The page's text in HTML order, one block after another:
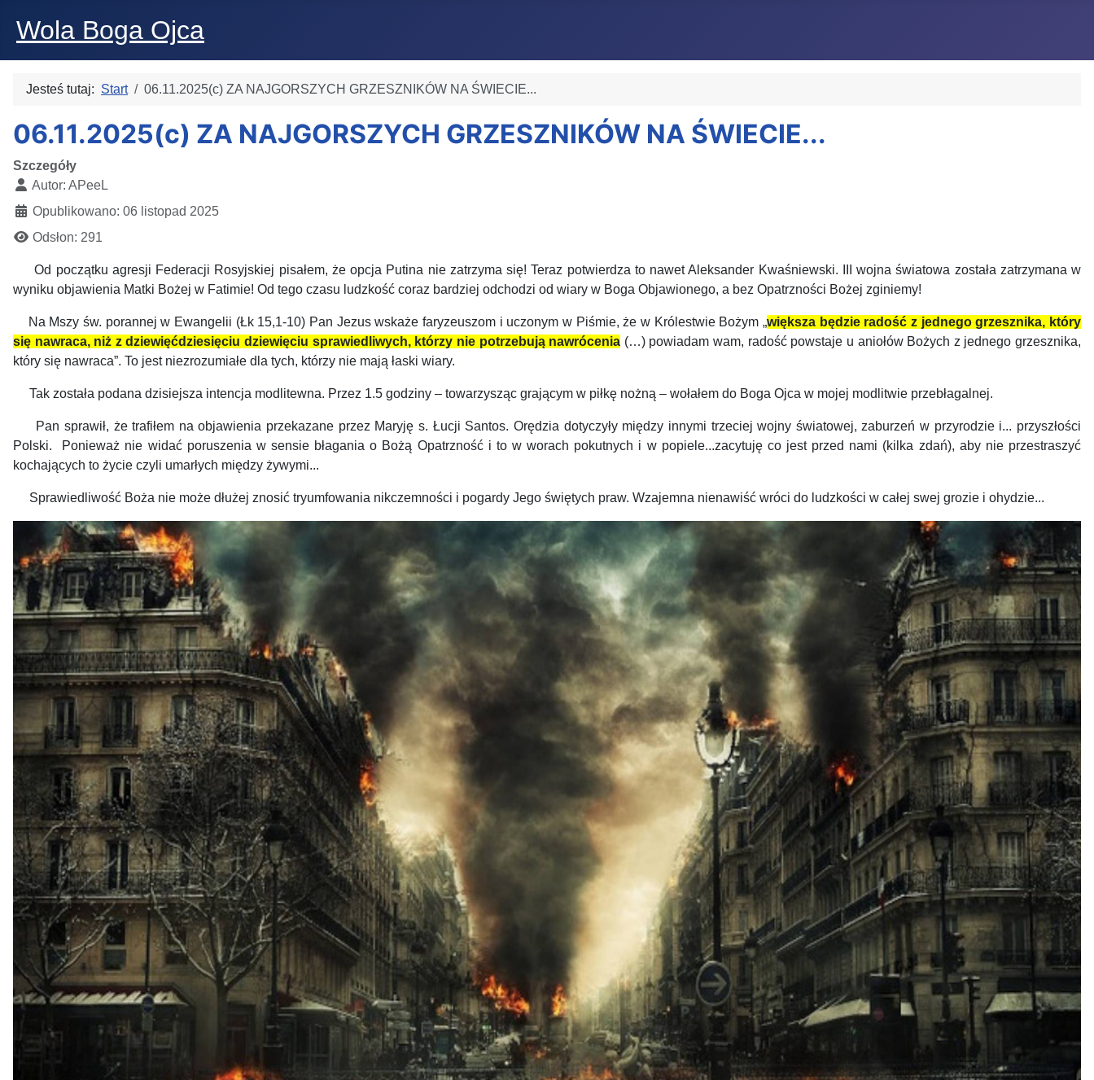
Wola Boga Ojca
Jesteś tutaj: Start 06.11.2025(c) ZA NAJGORSZYCH GRZESZNIKÓW NA ŚWIECIE...
06.11.2025(c) ZA NAJGORSZYCH GRZESZNIKÓW NA ŚWIECIE...
Szczegóły
Autor: APeeL
Opublikowano: 06 listopad 2025
Odsłon: 291
Od początku agresji Federacji Rosyjskiej pisałem, że opcja Putina nie zatrzyma się! Teraz potwierdza to nawet Aleksander Kwaśniewski. III wojna światowa została zatrzymana w
wyniku objawienia Matki Bożej w Fatimie! Od tego czasu ludzkość coraz bardziej odchodzi od wiary w Boga Objawionego, a bez Opatrzności Bożej zginiemy!
Na Mszy św. porannej w Ewangelii (Łk 15,1-10) Pan Jezus wskaże faryzeuszom i uczonym w Piśmie, że w Królestwie Bożym „większa będzie radość z jednego grzesznika, który
się nawraca, niż z dziewięćdziesięciu dziewięciu sprawiedliwych, którzy nie potrzebują nawrócenia (…) powiadam wam, radość powstaje u aniołów Bożych z jednego grzesznika,
który się nawraca”. To jest niezrozumiałe dla tych, którzy nie mają łaski wiary.
Tak została podana dzisiejsza intencja modlitewna. Przez 1.5 godziny – towarzysząc grającym w piłkę nożną – wołałem do Boga Ojca w mojej modlitwie przebłagalnej.
Pan sprawił, że trafiłem na objawienia przekazane przez Maryję s. Łucji Santos. Orędzia dotyczyły między innymi trzeciej wojny światowej, za­burzeń w przyrodzie i... przyszłości
Polski. Ponieważ nie widać poruszenia w sensie błagania o Bożą Opatrzność i to w worach pokutnych i w popiele...zacytuję co jest przed nami (kilka zdań), aby nie przestraszyć
kochających to życie czyli umarłych między żywymi...
Sprawiedli­wość Boża nie może dłużej znosić tryumfowania nikczemności i pogardy Jego świętych praw. Wzajemna nienawiść wróci do ludzkości w całej swej grozie i ohydzie...